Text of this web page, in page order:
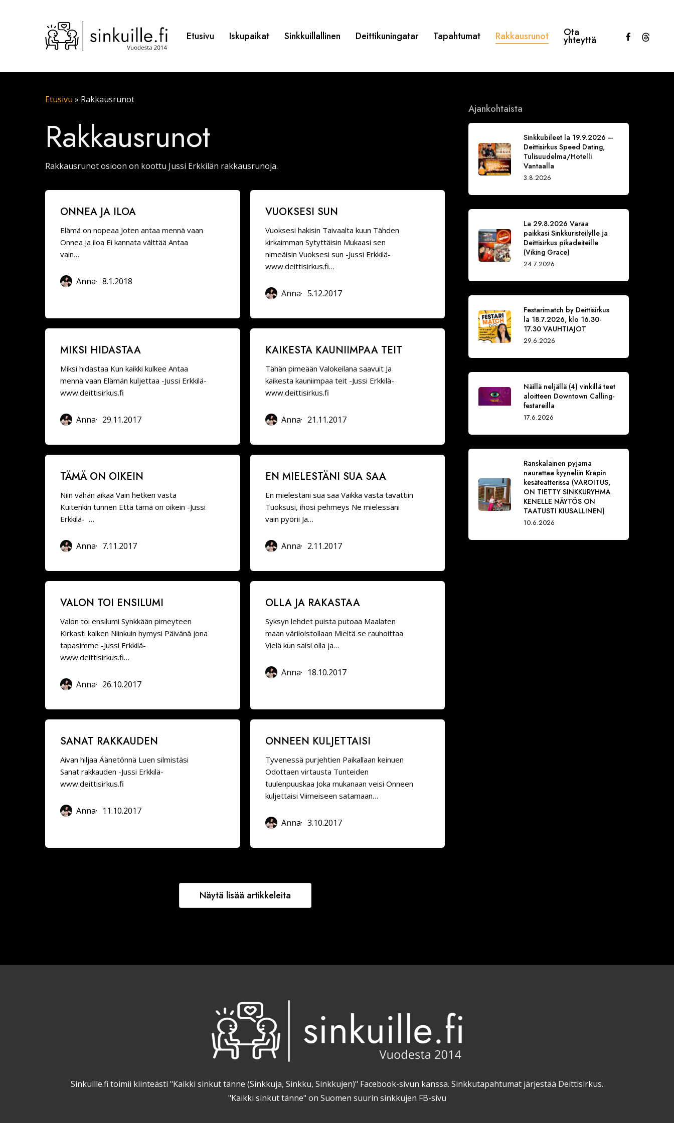
Etusivu Iskupaikat Sinkkuillallinen Deittikuningatar Tapahtumat Rakkausrunot Ota
yhteyttä facebookthreads
Etusivu » Rakkausrunot
Rakkausrunot
Rakkausrunot osioon on koottu Jussi Erkkilän rakkausrunoja.
ONNEA JA ILOA
Elämä on nopeaa Joten antaa mennä vaan
Onnea ja iloa Ei kannata välttää Antaa
vain…
Anna 8.1.2018
VUOKSESI SUN
Vuoksesi hakisin Taivaalta kuun Tähden
kirkaimman Sytyttäisin Mukaasi sen
nimeäisin Vuoksesi sun -Jussi Erkkilä-
www.deittisirkus.fi…
Anna 5.12.2017
hidastaa
MIKSI HIDASTAA
Miksi hidastaa Kun kaikki kulkee Antaa
mennä vaan Elämän kuljettaa -Jussi Erkkilä-
www.deittisirkus.fi
Anna 29.11.2017
kauniimpaa
KAIKESTA KAUNIIMPAA TEIT
Tähän pimeään Valokeilana saavuit Ja
kaikesta kauniimpaa teit -Jussi Erkkilä-
www.deittisirkus.fi
Anna 21.11.2017
TÄMÄ ON OIKEIN
Niin vähän aikaa Vain hetken vasta
Kuitenkin tunnen Että tämä on oikein -Jussi
Erkkilä- …
Anna 7.11.2017
mielestäni
EN MIELESTÄNI SUA SAA
En mielestäni sua saa Vaikka vasta tavattiin
Tuoksusi, ihosi pehmeys Ne mielessäni
vain pyörii Ja…
Anna 2.11.2017
VALON TOI ENSILUMI
Valon toi ensilumi Synkkään pimeyteen
Kirkasti kaiken Niinkuin hymysi Päivänä jona
tapasimme -Jussi Erkkilä-
www.deittisirkus.fi…
Anna 26.10.2017
OLLA JA RAKASTAA
Syksyn lehdet puista putoaa Maalaten
maan väriloistollaan Mieltä se rauhoittaa
Vielä kun saisi olla ja…
Anna 18.10.2017
rakkauden
SANAT RAKKAUDEN
Aivan hiljaa Äänetönnä Luen silmistäsi
Sanat rakkauden -Jussi Erkkilä-
www.deittisirkus.fi
Anna 11.10.2017
kuljettaisi
ONNEEN KULJETTAISI
Tyvenessä purjehtien Paikallaan keinuen
Odottaen virtausta Tunteiden
tuulenpuuskaa Joka mukanaan veisi Onneen
kuljettaisi Viimeiseen satamaan…
Anna 3.10.2017
Näytä lisää artikkeleita
Ajankohtaista
Sinkkubileet la 19.9.2026 –
Deittisirkus Speed Dating,
Tulisuudelma/Hotelli
Vantaalla
3.8.2026
La 29.8.2026 Varaa
paikkasi Sinkkuristeilylle ja
Deittisirkus pikadeiteille
(Viking Grace)
24.7.2026
Festarimatch by Deittisirkus
la 18.7.2026, klo 16.30-
17.30 VAUHTIAJOT
29.6.2026
Näillä neljällä (4) vinkillä teet
aloitteen Downtown Calling-
festareilla
17.6.2026
Ranskalainen pyjama
naurattaa kyyneliin Krapin
kesäteatterissa (VAROITUS,
ON TIETTY SINKKURYHMÄ
KENELLE NÄYTÖS ON
TAATUSTI KIUSALLINEN)
10.6.2026
Sinkuille.fi toimii kiinteästi "Kaikki sinkut tänne (Sinkkuja, Sinkku, Sinkkujen)" Facebook-sivun kanssa. Sinkkutapahtumat järjestää Deittisirkus.
"Kaikki sinkut tänne" on Suomen suurin sinkkujen FB-sivu